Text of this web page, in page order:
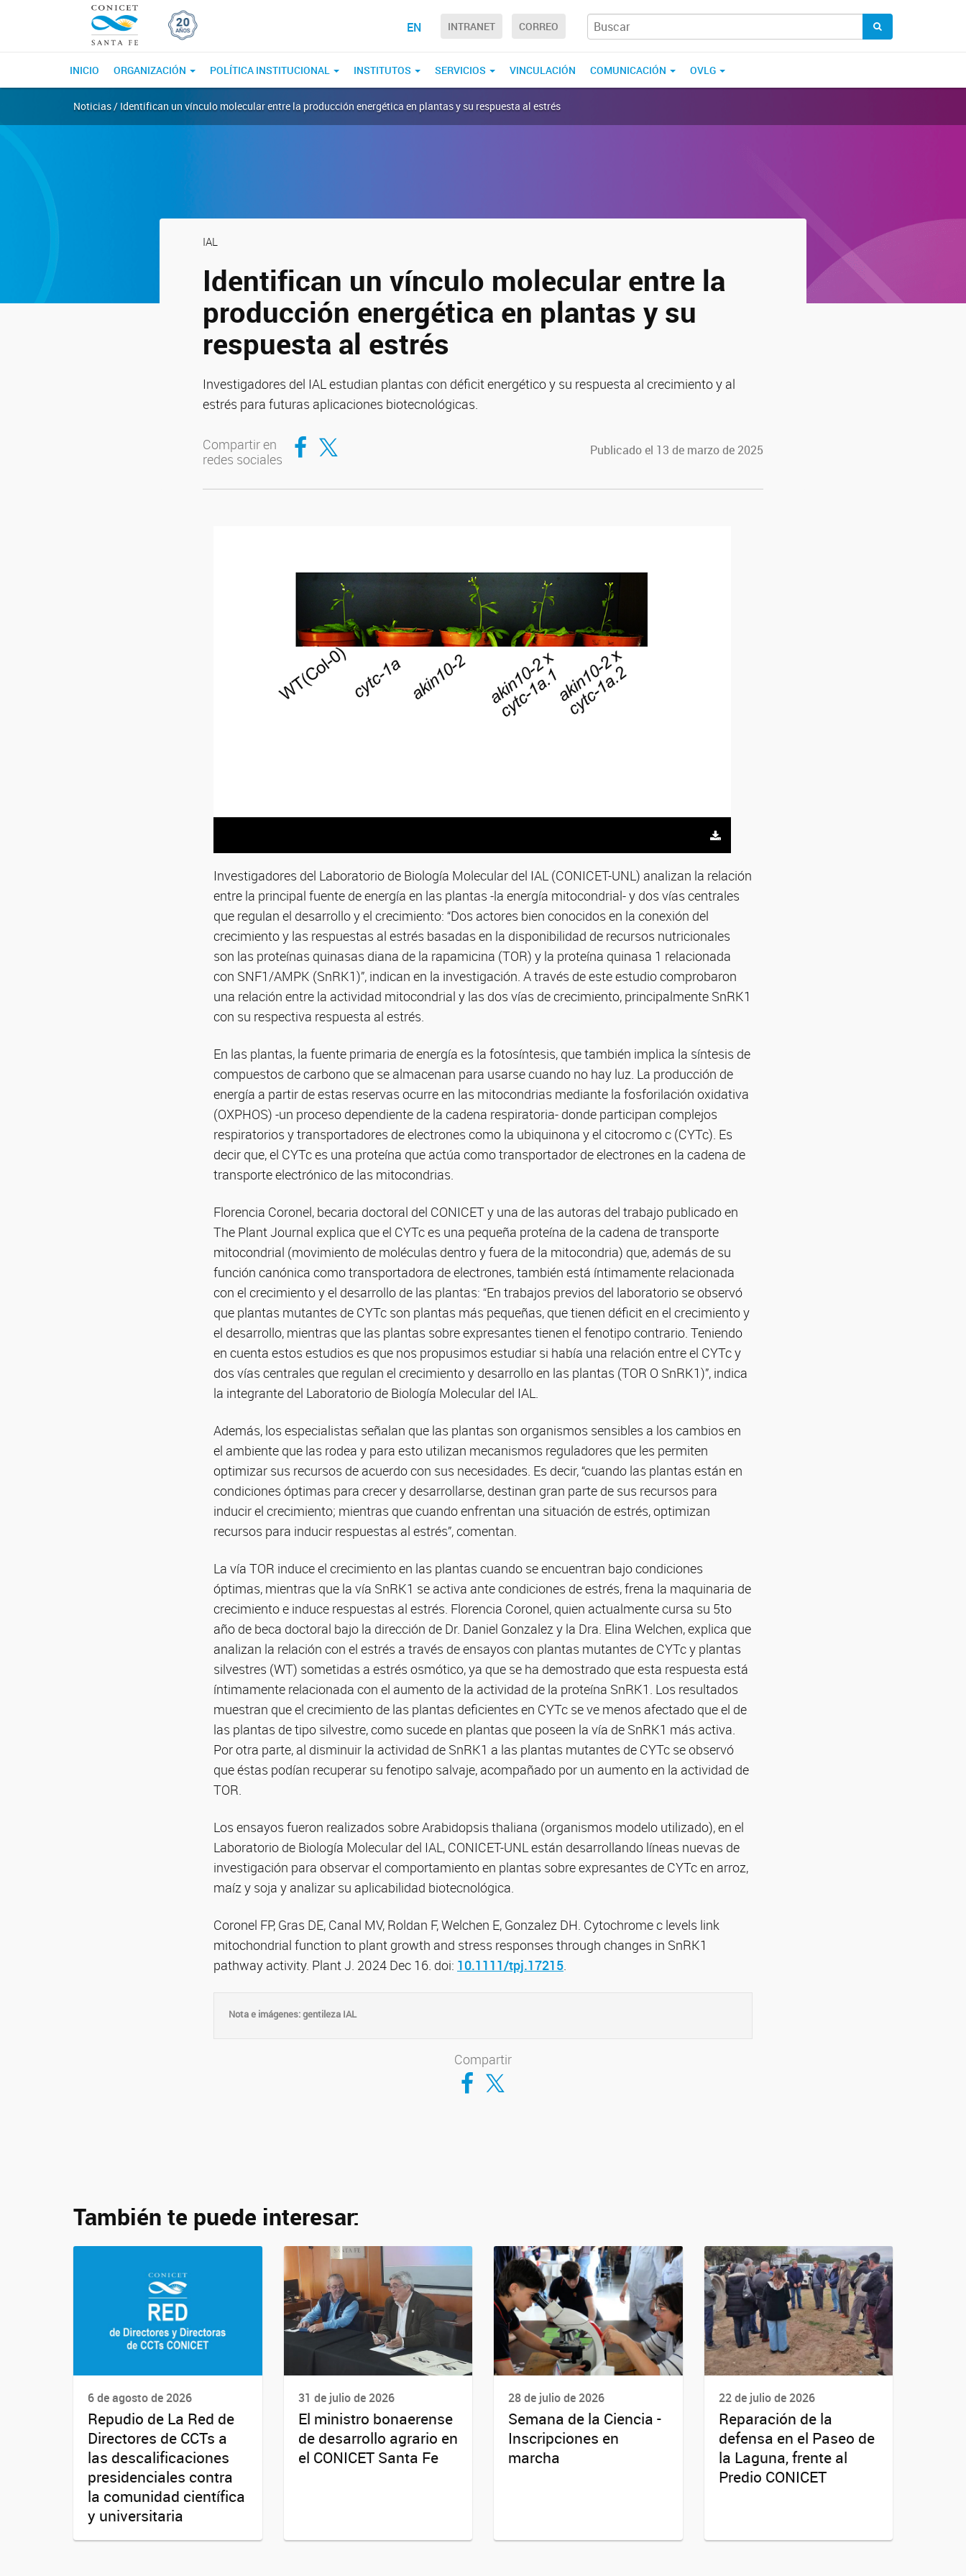
EN INTRANET CORREO
INICIO ORGANIZACIÓN POLÍTICA INSTITUCIONAL INSTITUTOS SERVICIOS VINCULACIÓN COMUNICACIÓN OVLG
Noticias / Identifican un vínculo molecular entre la producción energética en plantas y su respuesta al estrés
IAL
Identifican un vínculo molecular entre la
producción energética en plantas y su
respuesta al estrés
Investigadores del IAL estudian plantas con déficit energético y su respuesta al crecimiento y al
estrés para futuras aplicaciones biotecnológicas.
Compartir en
redes sociales
Compartir en Facebook
Compartir en Twitter Publicado el 13 de marzo de 2025
Investigadores del Laboratorio de Biología Molecular del IAL (CONICET-UNL) analizan la relación
entre la principal fuente de energía en las plantas -la energía mitocondrial- y dos vías centrales
que regulan el desarrollo y el crecimiento: “Dos actores bien conocidos en la conexión del
crecimiento y las respuestas al estrés basadas en la disponibilidad de recursos nutricionales
son las proteínas quinasas diana de la rapamicina (TOR) y la proteína quinasa 1 relacionada
con SNF1/AMPK (SnRK1)”, indican en la investigación. A través de este estudio comprobaron
una relación entre la actividad mitocondrial y las dos vías de crecimiento, principalmente SnRK1
con su respectiva respuesta al estrés.
En las plantas, la fuente primaria de energía es la fotosíntesis, que también implica la síntesis de
compuestos de carbono que se almacenan para usarse cuando no hay luz. La producción de
energía a partir de estas reservas ocurre en las mitocondrias mediante la fosforilación oxidativa
(OXPHOS) -un proceso dependiente de la cadena respiratoria- donde participan complejos
respiratorios y transportadores de electrones como la ubiquinona y el citocromo c (CYTc). Es
decir que, el CYTc es una proteína que actúa como transportador de electrones en la cadena de
transporte electrónico de las mitocondrias.
Florencia Coronel, becaria doctoral del CONICET y una de las autoras del trabajo publicado en
The Plant Journal explica que el CYTc es una pequeña proteína de la cadena de transporte
mitocondrial (movimiento de moléculas dentro y fuera de la mitocondria) que, además de su
función canónica como transportadora de electrones, también está íntimamente relacionada
con el crecimiento y el desarrollo de las plantas: “En trabajos previos del laboratorio se observó
que plantas mutantes de CYTc son plantas más pequeñas, que tienen déficit en el crecimiento y
el desarrollo, mientras que las plantas sobre expresantes tienen el fenotipo contrario. Teniendo
en cuenta estos estudios es que nos propusimos estudiar si había una relación entre el CYTc y
dos vías centrales que regulan el crecimiento y desarrollo en las plantas (TOR O SnRK1)”, indica
la integrante del Laboratorio de Biología Molecular del IAL.
Además, los especialistas señalan que las plantas son organismos sensibles a los cambios en
el ambiente que las rodea y para esto utilizan mecanismos reguladores que les permiten
optimizar sus recursos de acuerdo con sus necesidades. Es decir, “cuando las plantas están en
condiciones óptimas para crecer y desarrollarse, destinan gran parte de sus recursos para
inducir el crecimiento; mientras que cuando enfrentan una situación de estrés, optimizan
recursos para inducir respuestas al estrés”, comentan.
La vía TOR induce el crecimiento en las plantas cuando se encuentran bajo condiciones
óptimas, mientras que la vía SnRK1 se activa ante condiciones de estrés, frena la maquinaria de
crecimiento e induce respuestas al estrés. Florencia Coronel, quien actualmente cursa su 5to
año de beca doctoral bajo la dirección de Dr. Daniel Gonzalez y la Dra. Elina Welchen, explica que
analizan la relación con el estrés a través de ensayos con plantas mutantes de CYTc y plantas
silvestres (WT) sometidas a estrés osmótico, ya que se ha demostrado que esta respuesta está
íntimamente relacionada con el aumento de la actividad de la proteína SnRK1. Los resultados
muestran que el crecimiento de las plantas deficientes en CYTc se ve menos afectado que el de
las plantas de tipo silvestre, como sucede en plantas que poseen la vía de SnRK1 más activa.
Por otra parte, al disminuir la actividad de SnRK1 a las plantas mutantes de CYTc se observó
que éstas podían recuperar su fenotipo salvaje, acompañado por un aumento en la actividad de
TOR.
Los ensayos fueron realizados sobre Arabidopsis thaliana (organismos modelo utilizado), en el
Laboratorio de Biología Molecular del IAL, CONICET-UNL están desarrollando líneas nuevas de
investigación para observar el comportamiento en plantas sobre expresantes de CYTc en arroz,
maíz y soja y analizar su aplicabilidad biotecnológica.
Coronel FP, Gras DE, Canal MV, Roldan F, Welchen E, Gonzalez DH. Cytochrome c levels link
mitochondrial function to plant growth and stress responses through changes in SnRK1
pathway activity. Plant J. 2024 Dec 16. doi: 10.1111/tpj.17215.
Nota e imágenes: gentileza IAL
Compartir
Compartir en Facebook
Compartir en Twitter
También te puede interesar:
6 de agosto de 2026
Repudio de La Red de
Directores de CCTs a
las descalificaciones
presidenciales contra
la comunidad científica
y universitaria
31 de julio de 2026
El ministro bonaerense
de desarrollo agrario en
el CONICET Santa Fe
28 de julio de 2026
Semana de la Ciencia -
Inscripciones en
marcha
22 de julio de 2026
Reparación de la
defensa en el Paseo de
la Laguna, frente al
Predio CONICET